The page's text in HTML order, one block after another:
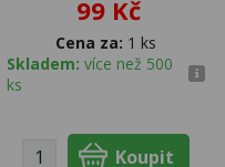
99 Kč
Cena za: 1 ks
Skladem: více než 500
ks